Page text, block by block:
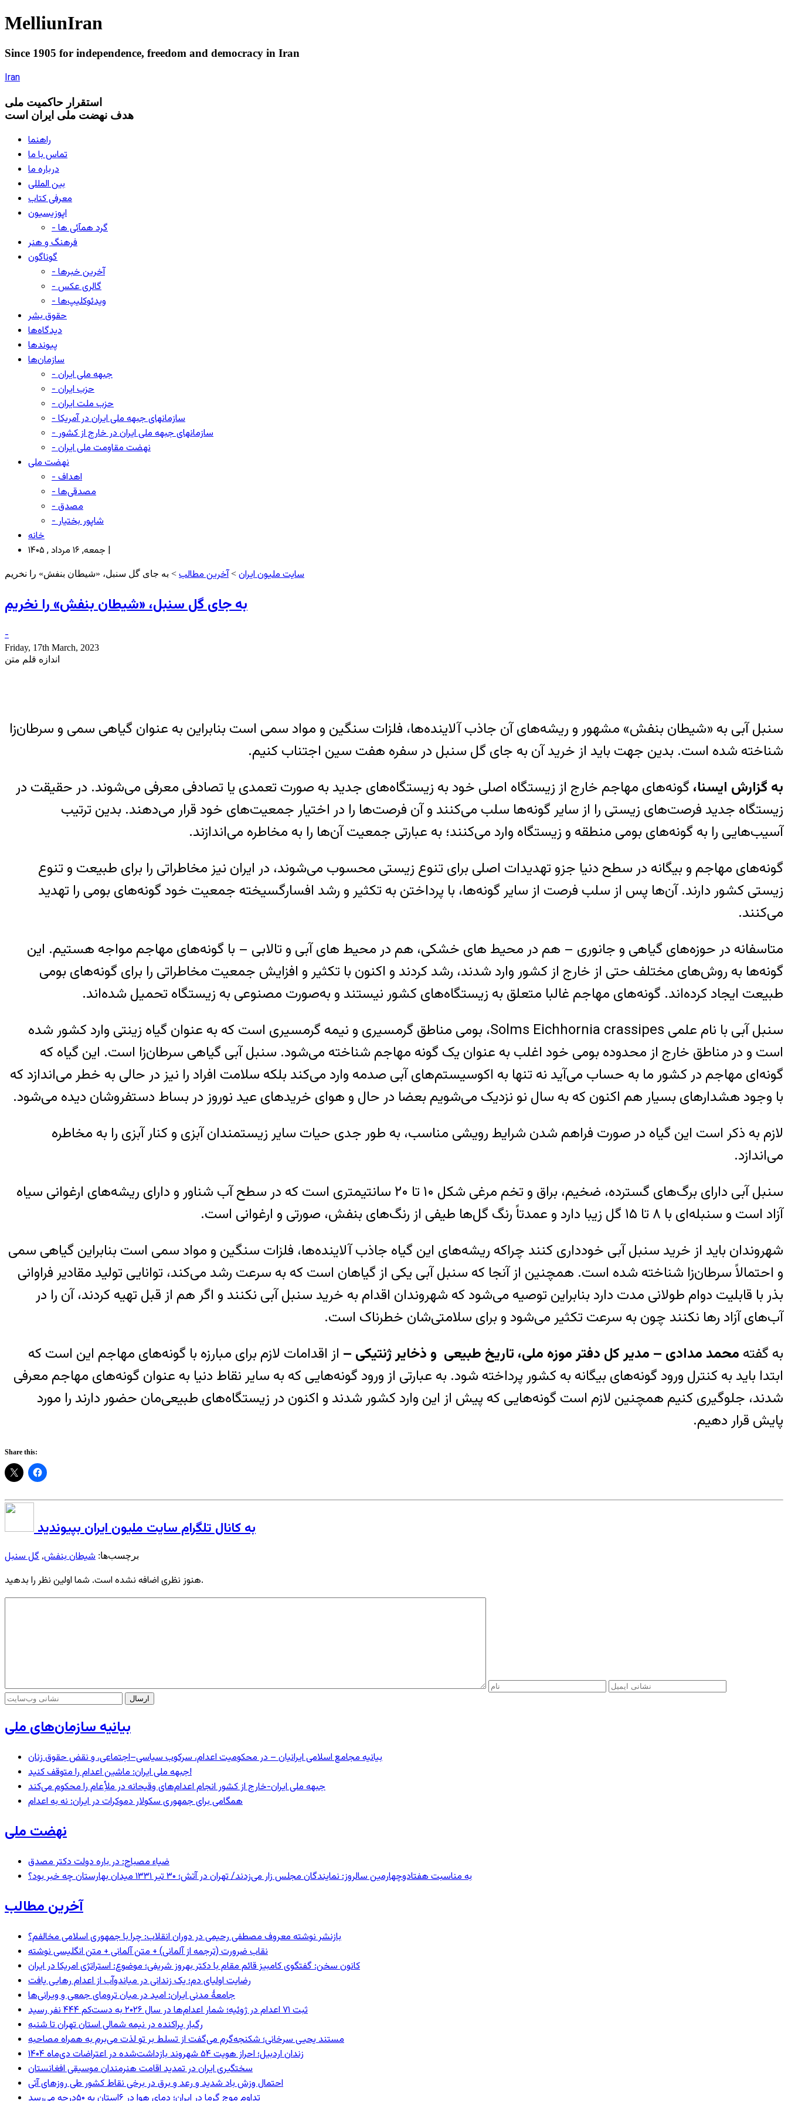
MelliunIran
Since 1905 for independence, freedom and democracy in Iran
Iran
استقرار حاکميت ملی
هدف نهضت ملی ایران است
راهنما
تماس با ما
درباره ما
بین المللی
معرفی کتاب
اپوزیسیون
- گرد همآئی ها
فرهنگ و هنر
گوناگون
- آخرین خبرها
- گالری عکس
- ویدئوکلیپ‌ها
حقوق بشر
دیدگاه‌ها
پیوندها
سازمان‌ها
- جبهه ملی ایران
- حزب ایران
- حزب ملت ایران
- سازمانهای جبهه ملی ایران در آمریکا
- سازمانهای جبهه ملی ایران در خارج از کشور
- نهضت مقاومت ملی ایران
نهضت ملی
- اهداف
- مصدقی‌ها
- مصدق
- شاپور بختیار
خانه
جمعه, ۱۶ مرداد , ۱۴۰۵ |
سایت ملیون ایران >آخرین مطالب > به جای گل سنبل، «شیطان بنفش» را نخریم
به جای گل سنبل، «شیطان بنفش» را نخریم
-
Friday, 17th March, 2023
اندازه قلم متن
سنبل آبی به «شیطان بنفش» مشهور و ریشه‌های آن جاذب آلاینده‌ها، فلزات سنگین و مواد سمی است بنابراین به عنوان گیاهی سمی و سرطان‌زا
شناخته شده است. بدین جهت باید از خرید آن به جای گل سنبل در سفره هفت سین اجتناب کنیم.
به گزارش ایسنا، گونه‌های مهاجم خارج از زیستگاه اصلی خود به زیستگاه‌های جدید به صورت تعمدی یا تصادفی معرفی می‌شوند. در حقیقت در
زیستگاه جدید فرصت‌های زیستی را از سایر گونه‌ها سلب می‌کنند و آن فرصت‌ها را در اختیار جمعیت‌های خود قرار می‌دهند. بدین ترتیب
آسیب‌هایی را به گونه‌های بومی منطقه و زیستگاه وارد می‌کنند؛ به عبارتی جمعیت آن‌ها را به مخاطره می‌اندازند.
گونه‌های مهاجم و بیگانه در سطح دنیا جزو تهدیدات اصلی برای تنوع زیستی محسوب می‌شوند، در ایران نیز مخاطراتی را برای طبیعت و تنوع
زیستی کشور دارند. آن‌ها پس از سلب فرصت از سایر گونه‌ها، با پرداختن به تکثیر و رشد افسارگسیخته جمعیت خود گونه‌های بومی را تهدید
می‌کنند.
متاسفانه در حوزه‌های گیاهی و جانوری – هم در محیط های خشکی، هم در محیط های آبی و تالابی – با گونه‌های مهاجم مواجه هستیم. این
گونه‌ها به روش‌های مختلف حتی از خارج از کشور وارد شدند، رشد کردند و اکنون با تکثیر و افزایش جمعیت مخاطراتی را برای گونه‌های بومی
طبیعت ایجاد کرده‌اند. گونه‌های مهاجم غالبا متعلق به زیستگاه‌های کشور نیستند و به‌صورت مصنوعی به زیستگاه تحمیل شده‌اند.
سنبل آبی با نام علمی Solms Eichhornia crassipes، بومی مناطق گرمسیری و نیمه گرمسیری است که به عنوان گیاه زینتی وارد کشور شده
است و در مناطق خارج از محدوده بومی خود اغلب به عنوان یک گونه مهاجم شناخته می‌شود. سنبل آبی گیاهی سرطان‌زا است. این گیاه که
گونه‌ای مهاجم در کشور ما به حساب می‌آید نه تنها به اکوسیستم‌های آبی صدمه وارد می‌کند بلکه سلامت افراد را نیز در حالی به خطر می‌اندازد که
با وجود هشدارهای بسیار هم اکنون که به سال نو نزدیک می‌شویم بعضا در حال و هوای خریدهای عید نوروز در بساط دستفروشان دیده می‌شود.
لازم به ذکر است این گیاه در صورت فراهم شدن شرایط رویشی مناسب، به طور جدی حیات سایر زیستمندان آبزی و کنار آبزی را به مخاطره
می‌اندازد.
سنبل آبی‌ دارای برگ‌های گسترده، ضخیم، براق و تخم مرغی شکل ۱۰ تا ۲۰ سانتیمتری است که در سطح آب شناور و دارای ریشه‌های ارغوانی سیاه
آزاد است و سنبله‌ای با ۸ تا ۱۵ گل زیبا دارد و عمدتاً رنگ گل‌ها طیفی از رنگ‌های بنفش، صورتی و ارغوانی است.
شهروندان باید از خرید سنبل آبی خودداری کنند چراکه ریشه‌های این گیاه جاذب آلاینده‌ها، فلزات سنگین و مواد سمی است بنابراین گیاهی سمی
و احتمالاً سرطان‌زا شناخته شده است. همچنین از آنجا که سنبل آبی یکی از گیاهان است که به سرعت رشد می‌کند، توانایی تولید مقادیر فراوانی
بذر با قابلیت دوام طولانی مدت دارد بنابراین توصیه می‌شود که شهروندان اقدام به خرید سنبل آبی نکنند و اگر هم از قبل تهیه کردند، آن را در
آب‌های آزاد رها نکنند چون به سرعت تکثیر می‌شود و برای سلامتی‌شان خطرناک است.
به گفته محمد مدادی – مدیر کل دفتر موزه ملی، تاریخ طبیعی و ذخایر ژنتیکی – از اقدامات لازم برای مبارزه با گونه‌های مهاجم این است که
ابتدا باید به کنترل ورود گونه‌های بیگانه به کشور پرداخته شود. به عبارتی از ورود گونه‌هایی که به سایر نقاط دنیا به عنوان گونه‌های مهاجم معرفی
شدند، جلوگیری کنیم همچنین لازم است گونه‌هایی که پیش از این وارد کشور شدند و اکنون در زیستگاه‌های طبیعی‌مان حضور دارند را مورد
پایش قرار دهیم.
Share this:
به کانال تلگرام سایت ملیون ایران بپیوندید
برچسب‌ها: شیطان بنفش, گل سنبل
هنوز نظری اضافه نشده است. شما اولین نظر را بدهید.
بیانیه سازمان‌های ملی
بیانیه مجامع اسلامی ایرانیان – در محکومیت اعدام، سرکوب سیاسی–اجتماعی، و نقض حقوق زنان
جبهه ملی ایران: ماشین اعدام را متوقف کنید!
جبهه ملی ایران-خارج از کشور انجام اعدام‌های وقیحانه در ملأِعام را محکوم می‌کند
همگامی برای جمهوری سکولار دموکرات در ایران: نه به اعدام
نهضت ملی
ضیاء مصباح: در باره دولت دکتر مصدق
به مناسبت هفتادوچهارمین سالروز: نمایندگان مجلس زار می‌زدند/ تهران در آتش؛ ۳۰ تیر ۱۳۳۱ میدان بهارستان چه خبر بود؟
آخرین مطالب
بازنشر نوشته معروف مصطفی رحیمی در دوران انقلاب: چرا با جمهوری اسلامی مخالفم؟
نقاب ضرورت (ترجمه از آلمانی) + متن آلمانی + متن انگلیسی نوشته
کانون سخن: گفتگوی کامبیز قائم مقام با دکتر بهروز شریفی؛ موضوع: استراتژی امریکا در ایران
رضایت اولیای دم؛ یک زندانی در میاندوآب از اعدام رهایی یافت
جامعهٔ مدنی ایران: امید در میان ترومای جمعی و ویرانی‌ها
ثبت ۷۱ اعدام در ژوئیه؛ شمار اعدام‌ها در سال ۲۰۲۶ به دست‌کم ۴۴۴ نفر رسید
رگبار پراکنده در نیمه شمالی استان تهران تا شنبه
مستند یحیی سرخانی؛ شکنجه‌گرم می‌گفت از تسلط بر تو لذت می‌برم به همراه مصاحبه
زندان اردبیل؛ احراز هویت ۵۴ شهروند بازداشت‌شده در اعتراضات دی‌ماه ۱۴۰۴
سختگیری ایران در تمدید اقامت هنرمندان موسیقی افغانستان
احتمال وزش باد شدید و رعد و برق در برخی نقاط کشور طی روزهای آتی